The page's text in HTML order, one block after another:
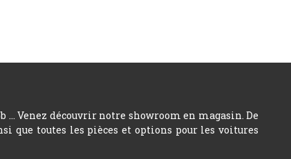
Venez découvrir notre showroom en magasin. De
que toutes les pièces et options pour les voitures